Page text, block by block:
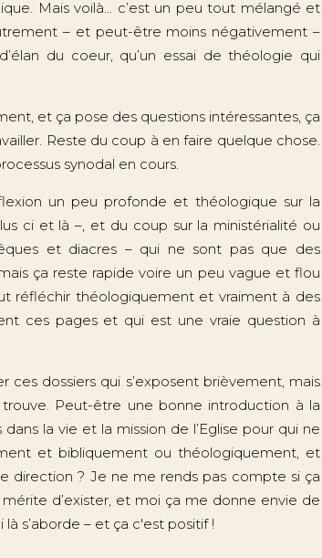
Mais voilà... c’est un peu tout mélangé et
– et peut-être moins négativement –
du coeur, qu’un essai de théologie qui
et ça pose des questions intéressantes, ça
Reste du coup à en faire quelque chose.
synodal en cours.
un peu profonde et théologique sur la
ci et là –, et du coup sur la ministérialité ou
et diacres – qui ne sont pas que des
ça reste rapide voire un peu vague et flou
réfléchir théologiquement et vraiment à des
ces pages et qui est une vraie question à
ces dossiers qui s’exposent brièvement, mais
Peut-être une bonne introduction à la
la vie et la mission de l’Eglise pour qui ne
et bibliquement ou théologiquement, et
direction ? Je ne me rends pas compte si ça
d’exister, et moi ça me donne envie de
s’aborde – et ça c'est positif !